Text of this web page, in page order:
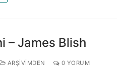
– James Blish
ARŞIVIMDEN 0 YORUM